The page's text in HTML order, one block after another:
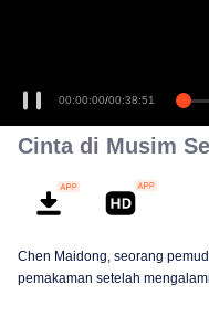
00:00:00/00:38:51
Cinta di Musim
Chen Maidong, seorang
pemakaman setelah